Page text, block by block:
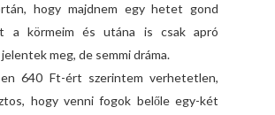
hogy majdnem egy hetet gond
a körmeim és utána is csak apró
meg, de semmi dráma.
640 Ft-ért szerintem verhetetlen,
hogy venni fogok belőle egy-két